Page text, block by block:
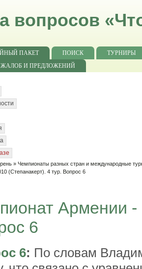
вопросов
ПАКЕТ ПОИСК
ТУРНИРЫ
И ПРЕДЛОЖЕНИЙ
» Чемпионаты разных стран и международные
(Степанакерт). 4 тур. Вопрос 6
Армении -
6
6: По словам